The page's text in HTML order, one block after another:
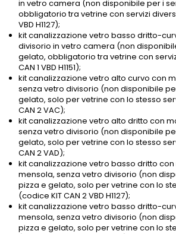
in vetro camera (non disponibile per i
obbligatorio tra vetrine con servizi
VBD H1127);
kit canalizzazione vetro basso dritto-
divisorio in vetro camera (non
gelato, obbligatorio tra vetrine con
CAN 1 VBD H1151);
kit canalizzazione vetro alto curvo con
senza vetro divisorio (non disponibile
gelato, solo per vetrine con lo stesso
CAN 2 VAC);
kit canalizzazione vetro alto dritto con
senza vetro divisorio (non disponibile
gelato, solo per vetrine con lo stesso
CAN 2 VAD);
kit canalizzazione vetro basso dritto con
mensola, senza vetro divisorio (non
pizza e gelato, solo per vetrine con lo
(codice KIT CAN 2 VBD H1127);
kit canalizzazione vetro basso dritto-
mensola, senza vetro divisorio (non
pizza e gelato, solo per vetrine con lo